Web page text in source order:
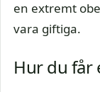
en extremt
vara giftiga.
Hur du får